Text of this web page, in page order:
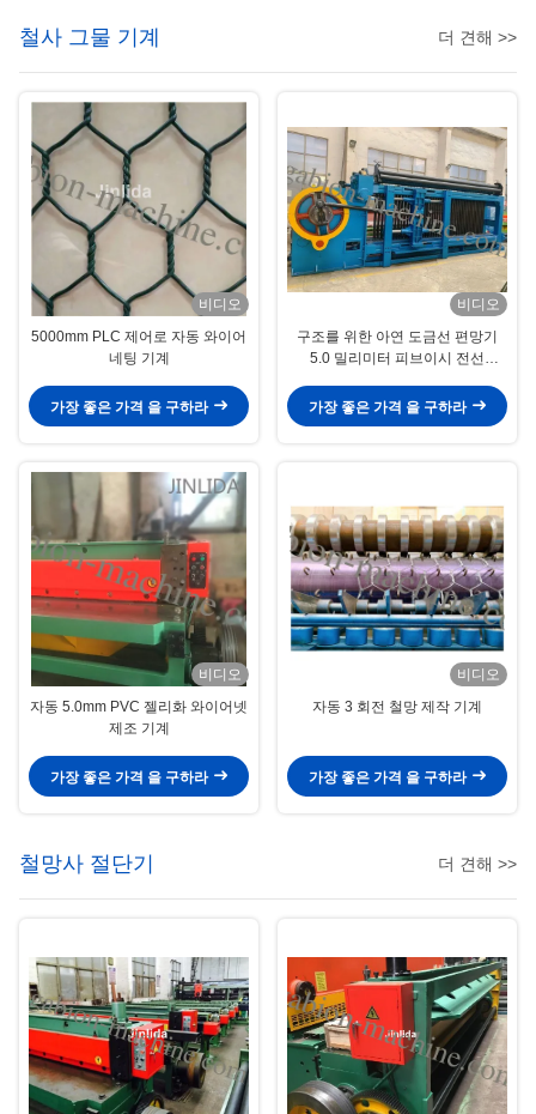
철사 그물 기계 더 견해 >>
비디오
5000mm PLC 제어로 자동 와이어
네팅 기계
가장 좋은 가격 을 구하라
비디오
구조를 위한 아연 도금선 편망기
5.0 밀리미터 피브이시 전선
가장 좋은 가격 을 구하라
비디오
자동 5.0mm PVC 젤리화 와이어넷
제조 기계
가장 좋은 가격 을 구하라
비디오
자동 3 회전 철망 제작 기계
가장 좋은 가격 을 구하라
철망사 절단기 더 견해 >>